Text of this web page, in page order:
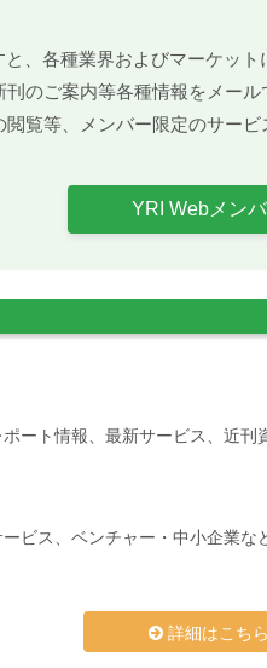
、各種業界およびマーケッ
のご案内等各種情報をメール
覧等、メンバー限定のサービ
YRI Webメン
ート情報、最新サービス、近
ビス、ベンチャー・中小企業
詳細はこちら